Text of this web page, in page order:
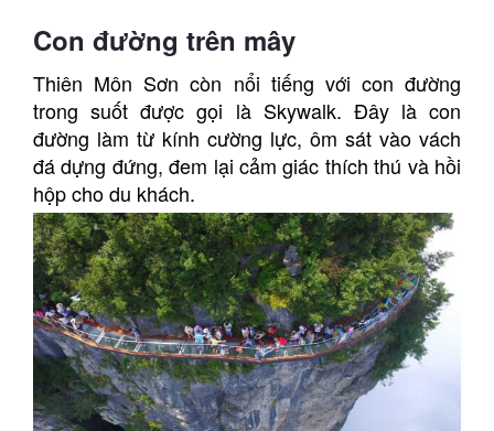
Con đường trên mây
Thiên Môn Sơn còn nổi tiếng với con đường
trong suốt được gọi là Skywalk. Đây là con
đường làm từ kính cường lực, ôm sát vào vách
đá dựng đứng, đem lại cảm giác thích thú và hồi
hộp cho du khách.